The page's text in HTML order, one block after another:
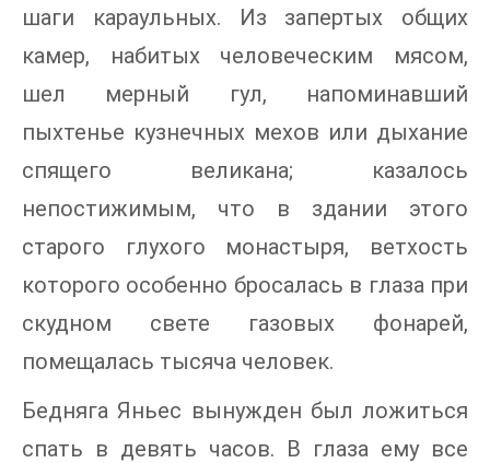
шаги караульных. Из запертых общих
камер, набитых человеческим мясом,
шел мерный гул, напоминавший
пыхтенье кузнечных мехов или дыхание
спящего великана; казалось
непостижимым, что в здании этого
старого глухого монастыря, ветхость
которого особенно бросалась в глаза при
скудном свете газовых фонарей,
помещалась тысяча человек.
Бедняга Яньес вынужден был ложиться
спать в девять часов. В глаза ему все